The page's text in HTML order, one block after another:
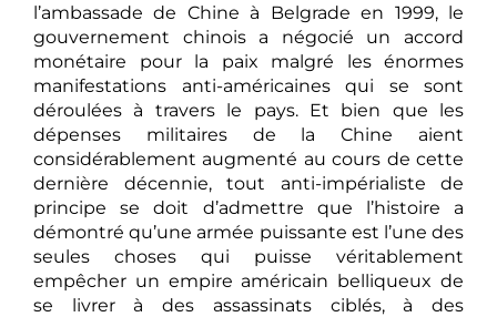
l’ambassade de Chine à Belgrade en 1999, le
gouvernement chinois a négocié un accord
monétaire pour la paix malgré les énormes
manifestations anti-américaines qui se sont
déroulées à travers le pays. Et bien que les
dépenses militaires de la Chine aient
considérablement augmenté au cours de cette
dernière décennie, tout anti-impérialiste de
principe se doit d’admettre que l’histoire a
démontré qu’une armée puissante est l’une des
seules choses qui puisse véritablement
empêcher un empire américain belliqueux de
se livrer à des assassinats ciblés, à des